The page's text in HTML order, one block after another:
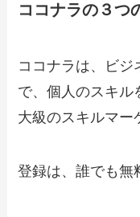
ココナラの３つ
ココナラは、ビジ
で、個人のスキル
大級のスキルマー
登録は、誰でも無